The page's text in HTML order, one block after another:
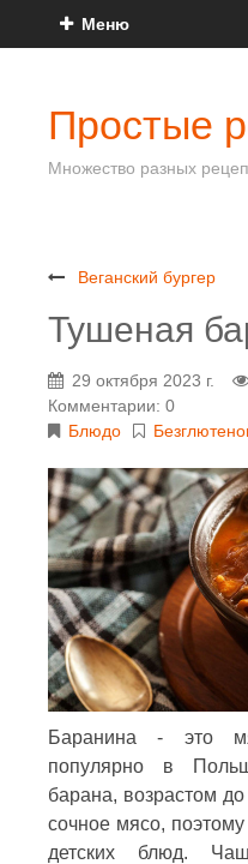
Меню
Простые
Множество разных
Веганский бургер
Тушеная
29 октября 2023 г.
Комментарии: 0
Блюдо
Баранина - это
популярно в
барана, возрастом
сочное мясо,
детских блюд.